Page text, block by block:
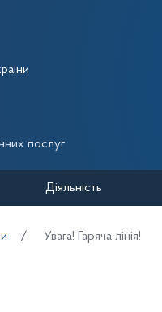
послуг
Діяльність
Увага! Гаряча лінія!